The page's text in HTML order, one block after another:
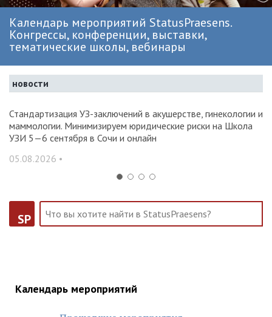
Календарь мероприятий StatusPraesens.
Конгрессы, конференции, выставки,
тематические школы, вебинары
новости
Стандартизация УЗ-заключений в акушерстве, гинекологии и
маммологии. Минимизируем юридические риски на Школа
УЗИ 5—6 сентября в Сочи и онлайн
05.08.2026 •
SP
Календарь мероприятий